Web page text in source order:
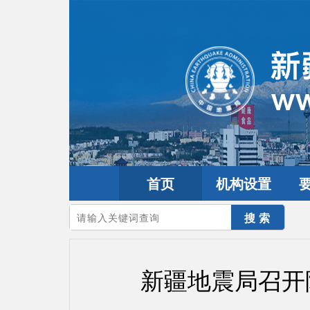
首页 机构设置
您的当前位置：首页>要闻动态
新疆地震局召